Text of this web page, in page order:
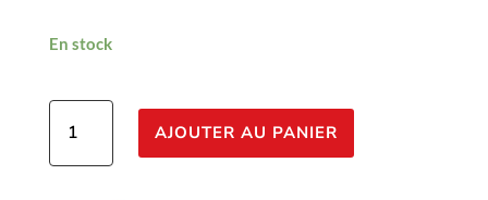
En stock
quantité
Vaalserberg
AJOUTER AU PANIER